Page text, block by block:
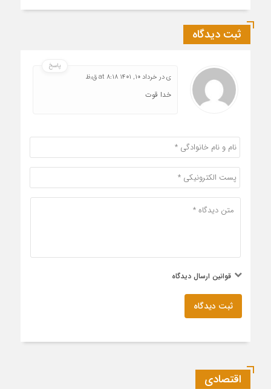
ثبت دیدگاه
یدر خرداد ۱۰, ۱۴۰۱ at ۸:۱۸ ق٫ظ
خدا قوت
پاسخ
قوانین ارسال دیدگاه
ثبت دیدگاه
اقتصادی